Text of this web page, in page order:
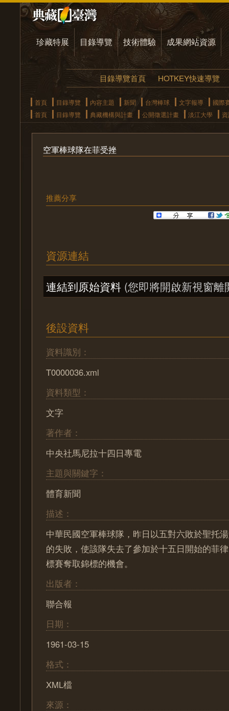
珍藏特展 目錄導覽 技術體驗 成果網站資源
目錄導覽首頁 HOTKEY快速導覽
首頁 目錄導覽 內容主題 新聞 台灣棒球 文字報導
國際
首頁
目錄導覽 典藏機構與計畫 公開徵選計畫 淡江大學
空軍棒球隊在菲受挫
推薦分享
資源連結
連結到原始資料 (您即將開啟新視窗離
後設資料
資料識別：
T0000036.xml
資料類型：
文字
著作者：
中央社馬尼拉十四日專電
主題與關鍵字：
體育新聞
描述：
中華民國空軍棒球隊，昨日以五對六敗於聖托
的失敗，使該隊失去了參加於十五日開始的菲
標賽奪取錦標的機會。
出版者：
聯合報
日期：
1961-03-15
格式：
XML檔
來源：